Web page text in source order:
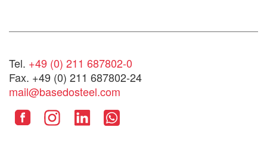
Tel. +49 (0) 211 687802-0
Fax. +49 (0) 211 687802-24
mail@basedosteel.com